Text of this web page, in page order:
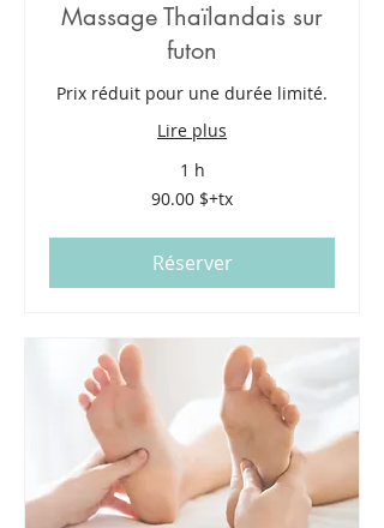
Massage Thaïlandais sur
futon
Prix réduit pour une durée limité.
Lire plus
1 h
90.00 $+tx
Réserver